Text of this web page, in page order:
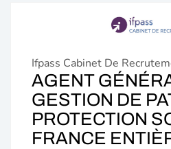
Ifpass Cabinet De
AGENT
GESTION DE
PROTECTION
FRANCE